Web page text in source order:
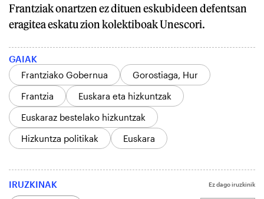
Frantziak onartzen ez dituen eskubideen defentsan
eragitea eskatu zion kolektiboak Unescori.
GAIAK
Frantziako Gobernua
Gorostiaga, Hur
Frantzia
Euskara eta hizkuntzak
Euskaraz bestelako hizkuntzak
Hizkuntza politikak
Euskara
IRUZKINAK Ez dago iruzkinik